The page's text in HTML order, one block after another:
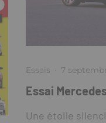
Essais · 7
Essai
Une étoile